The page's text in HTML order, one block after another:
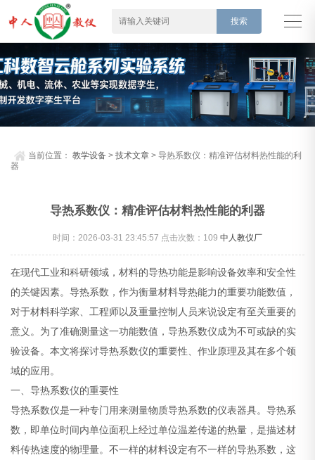
当前位置：教学设备 >技术文章 > 导热系数仪：精准评估材料热性能的利
器
导热系数仪：精准评估材料热性能的利器
时间：2026-03-31 23:45:57 点击次数： 109 中人教仪厂
在现代工业和科研领域，材料的导热功能是影响设备效率和安全性
的关键因素。导热系数，作为衡量材料导热能力的重要功能数值，
对于材料科学家、工程师以及重量控制人员来说设定有至关重要的
意义。为了准确测量这一功能数值，导热系数仪成为不可或缺的实
验设备。本文将探讨导热系数仪的重要性、作业原理及其在多个领
域的应用。
一、导热系数仪的重要性
导热系数仪是一种专门用来测量物质导热系数的仪表器具。导热系
数，即单位时间内单位面积上经过单位温差传递的热量，是描述材
料传热速度的物理量。不一样的材料设定有不一样的导热系数，这